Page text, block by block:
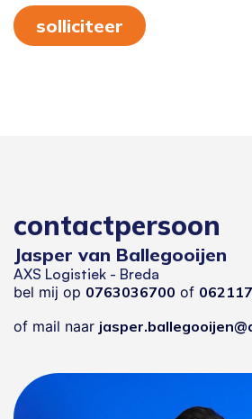
solliciteer
contactpersoon
Jasper van Ballegooijen
AXS Logistiek - Breda
bel mij op 0763036700 of
of mail naar